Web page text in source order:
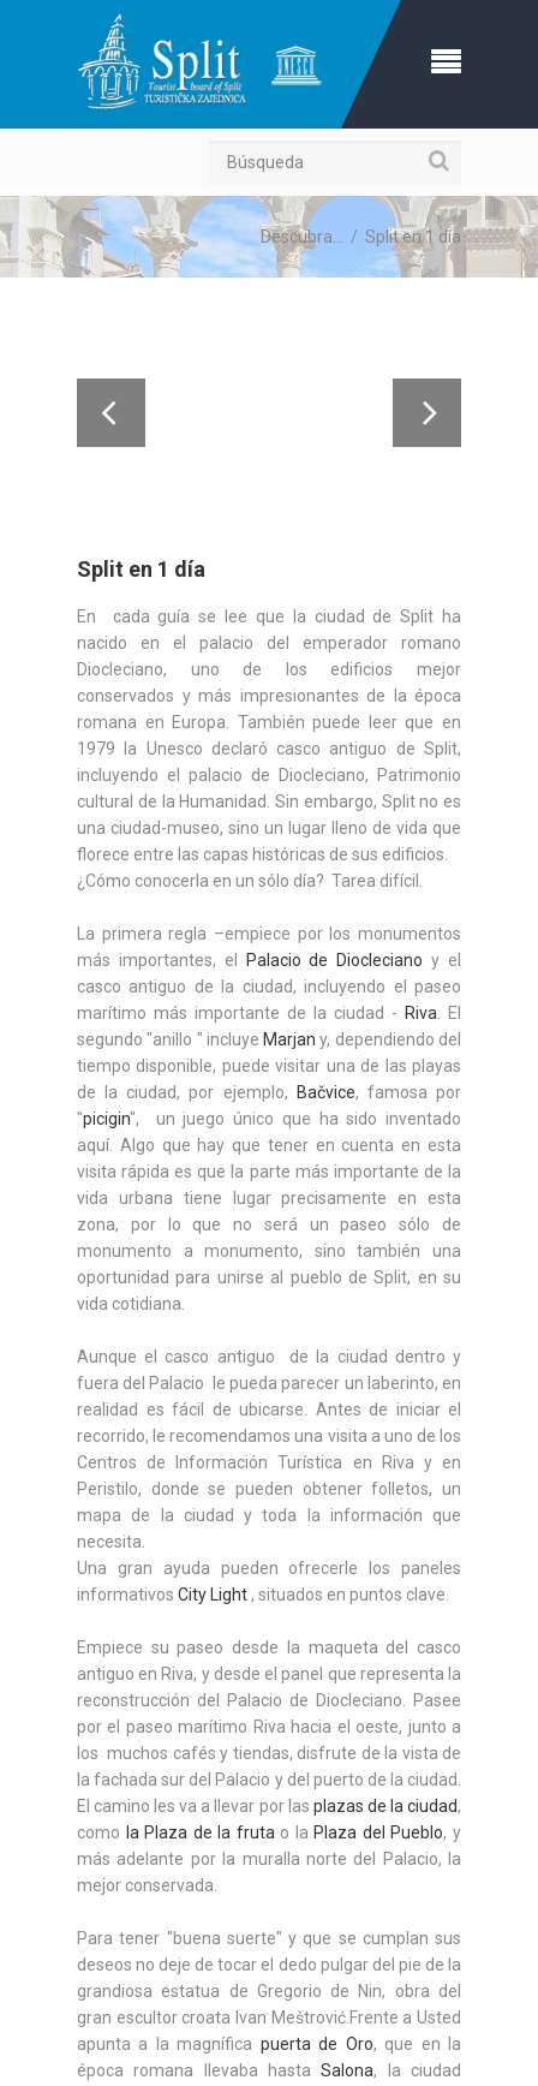
Búsqueda
Descubra... / Split en 1 día
Split en 1 día
En cada guía se lee que la ciudad de Split ha
nacido en el palacio del emperador romano
Diocleciano, uno de los edificios mejor
conservados y más impresionantes de la época
romana en Europa. También puede leer que en
1979 la Unesco declaró casco antiguo de Split,
incluyendo el palacio de Diocleciano, Patrimonio
cultural de la Humanidad. Sin embargo, Split no es
una ciudad-museo, sino un lugar lleno de vida que
florece entre las capas históricas de sus edificios.
¿Cómo conocerla en un sólo día? Tarea difícil.
La primera regla –empiece por los monumentos
más importantes, el
Palacio de Diocleciano y el
casco antiguo de la ciudad, incluyendo el paseo
marítimo más importante de la ciudad - Riva . El
segundo "anillo " incluye Marjan y, dependiendo del
tiempo disponible, puede visitar una de las playas
de la ciudad, por ejemplo, Bačvice, famosa por
"picigin", un juego único que ha sido inventado
aquí. Algo que hay que tener en cuenta en esta
visita rápida es que la parte más importante de la
vida urbana tiene lugar precisamente en esta
zona, por lo que no será un paseo sólo de
monumento a monumento, sino también una
oportunidad para unirse al pueblo de Split, en su
vida cotidiana.
Aunque el casco antiguo de la ciudad dentro y
fuera del Palacio le pueda parecer un laberinto, en
realidad es fácil de ubicarse. Antes de iniciar el
recorrido, le recomendamos una visita a uno de los
Centros de Información Turística en Riva y en
Peristilo, donde se pueden obtener folletos, un
mapa de la ciudad y toda la información que
necesita.
Una gran ayuda pueden ofrecerle los paneles
informativos City Light, situados en puntos clave.
Empiece su paseo desde la maqueta del casco
antiguo en Riva, y desde el panel que representa la
reconstrucción del Palacio de Diocleciano. Pasee
por el paseo marítimo Riva hacia el oeste, junto a
los muchos cafés y tiendas, disfrute de la vista de
la fachada sur del Palacio y del puerto de la ciudad.
El camino les va a llevar por las plazas de la ciudad,
como la Plaza de la fruta o la Plaza del Pueblo, y
más adelante por la muralla norte del Palacio, la
mejor conservada.
Para tener "buena suerte" y que se cumplan sus
deseos no deje de tocar el dedo pulgar del pie de la
grandiosa estatua de Gregorio de Nin, obra del
gran escultor croata Ivan Meštrović.Frente a Usted
apunta a la magnífica puerta de Oro, que en la
época romana llevaba hasta Salona, la ciudad